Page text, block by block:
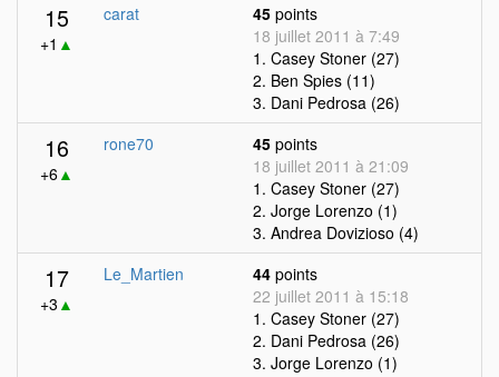
15
+1 ▲
carat 45 points
18 juillet 2011 à 7:49
1. Casey Stoner (27)
2. Ben Spies (11)
3. Dani Pedrosa (26)
16
+6▲
rone70 45 points
18 juillet 2011 à 21:09
1. Casey Stoner (27)
2. Jorge Lorenzo (1)
3. Andrea Dovizioso (4)
17
+3 ▲
Le_Martien 44 points
22 juillet 2011 à 15:18
1. Casey Stoner (27)
2. Dani Pedrosa (26)
3. Jorge Lorenzo (1)